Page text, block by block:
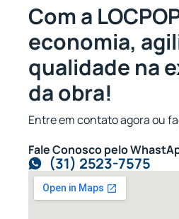
Com a
economia,
qualidade na
da obra!
Entre em contato agora ou
Fale Conosco pelo
(31) 2523-7575